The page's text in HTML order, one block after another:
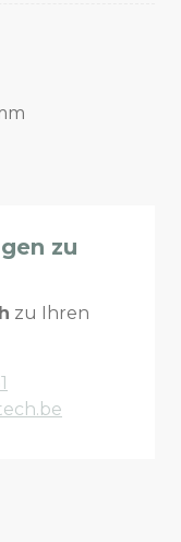
zu
zu Ihren